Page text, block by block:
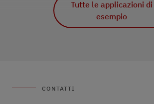
Tutte le applicazioni di
esempio
CONTATTI